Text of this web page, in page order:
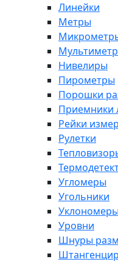
Линейки
Метры
Нивелиры
Пирометры
Порошки
Приемники
Рейки
Рулетки
Угломеры
Угольники
Уклономеры
Уровни
Шнуры